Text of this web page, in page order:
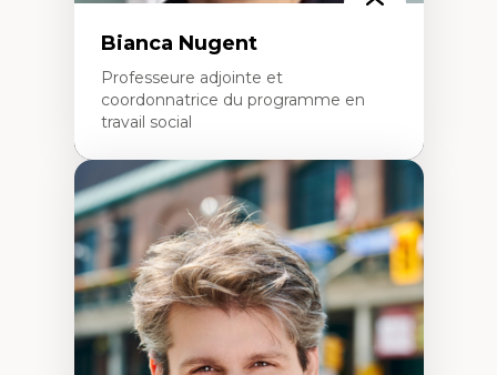
Bianca Nugent
Professeure adjointe et
coordonnatrice du programme en
travail social
Expertises
Travail social, action et justice sociale
Fondements de l’intervention et des
nouvelles pratiques en travail social et en
éducation inclusive
Minorités linguistiques, offre active et
francophonie plurielle en contexte
linguistique minoritaire
Études critiques sur le handicap, la
neurodiversité, l'agentivité et les injustices